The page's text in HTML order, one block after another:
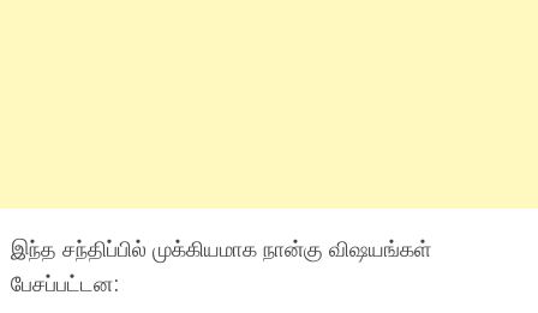
இந்த சந்திப்பில் முக்கியமாக நான்கு விஷயங்கள்
பேசப்பட்டன: